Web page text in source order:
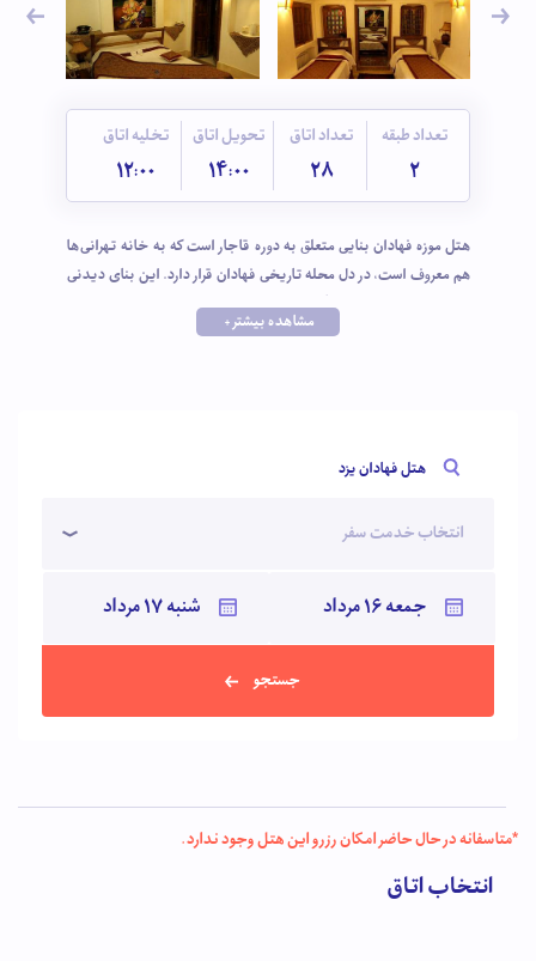
هتل موزه فهادان بنایی متعلق به دوره قاجار است که به خانه تهرانی‌ها
هم معروف است، در دل محله تاریخی فهادان قرار دارد. این بنای دیدنی
که در فهرست میراث فرهنگی ثبت شده است، فضایی دلنشین با معماری
جذاب و دیوارهای پر نقش و نگار است. از جذابیتهای این هتل وجود سه
ایرانی آشنا شوید.
مشاهده بیشتر +
تعداد طبقه
2
تعداد اتاق
28
تحویل اتاق
14:00
تخلیه اتاق
12:00
هتل فهادان یزد
انتخاب خدمت سفر
جستجو
*متاسفانه در حال حاضر امکان رزرو این هتل وجود ندارد.
انتخاب اتاق